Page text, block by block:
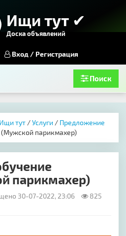
Ищи тут ✔
Доска объявлений
Вход / Регистрация
Поиск
тут /Услуги / Предложение
парикмахер)
парикмахер)
30-07-2022, 23:06
825